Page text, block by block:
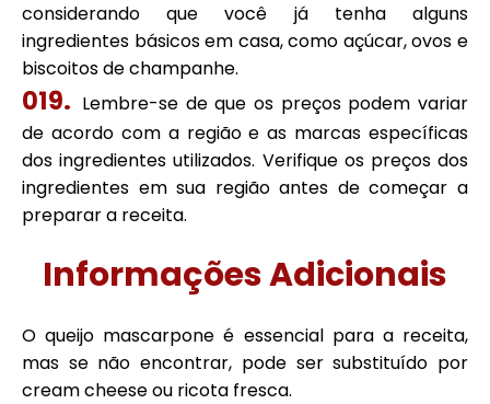
considerando que você já tenha alguns
ingredientes básicos em casa, como açúcar, ovos e
biscoitos de champanhe.
Lembre-se de que os preços podem variar
de acordo com a região e as marcas específicas
dos ingredientes utilizados. Verifique os preços dos
ingredientes em sua região antes de começar a
preparar a receita.
Informações Adicionais
O queijo mascarpone é essencial para a receita,
mas se não encontrar, pode ser substituído por
cream cheese ou ricota fresca.